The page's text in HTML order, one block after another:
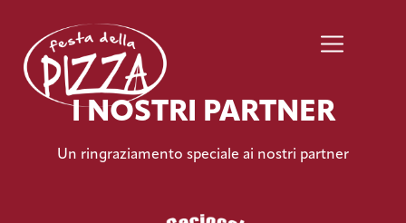
I NOSTRI PARTNER
Un ringraziamento speciale ai nostri partner